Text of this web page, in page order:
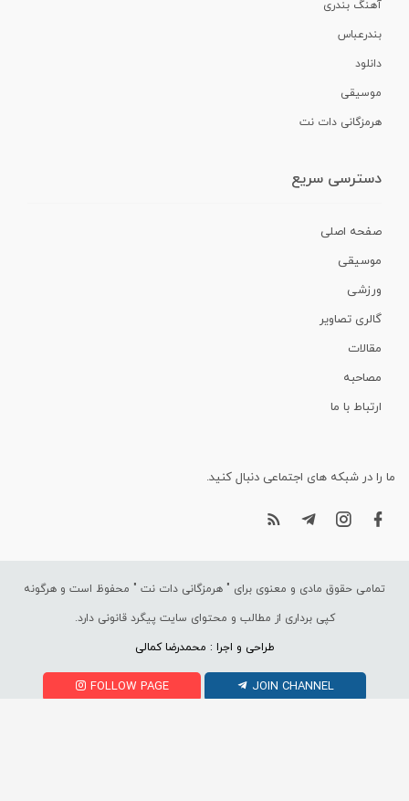
آهنگ بندری
بندرعباس
دانلود
موسیقی
هرمزگانی دات نت
دسترسی سریع
صفحه اصلی
موسیقی
ورزشی
گالری تصاویر
مقالات
مصاحبه
ارتباط با ما
ما را در شبکه های اجتماعی دنبال کنید.
تمامی حقوق مادی و معنوی برای " هرمزگانی دات نت " محفوظ است و هرگونه
کپی برداری از مطالب و محتوای سایت پیگرد قانونی دارد.
طراحی و اجرا : محمدرضا کمالی
FOLLOW PAGE JOIN CHANNEL